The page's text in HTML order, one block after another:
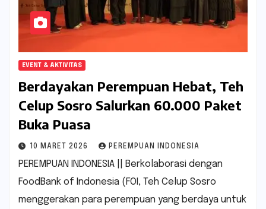
EVENT & AKTIVITAS
Berdayakan Perempuan Hebat, Teh
Celup Sosro Salurkan 60.000 Paket
Buka Puasa
10 MARET 2026 PEREMPUAN INDONESIA
PEREMPUAN INDONESIA || Berkolaborasi dengan
FoodBank of Indonesia (FOI, Teh Celup Sosro
menggerakan para perempuan yang berdaya untuk